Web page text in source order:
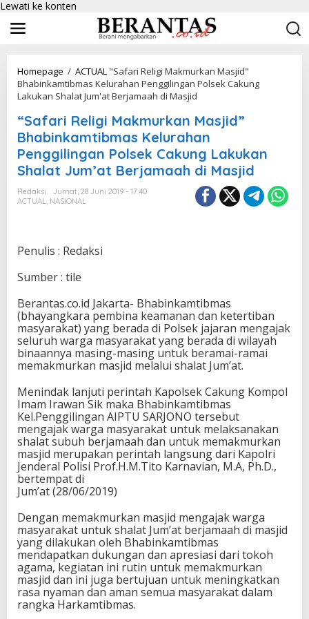
Lewati ke konten
Homepage / ACTUAL "Safari Religi Makmurkan Masjid"
Bhabinkamtibmas Kelurahan Penggilingan Polsek Cakung
Lakukan Shalat Jum'at Berjamaah di Masjid
“Safari Religi Makmurkan Masjid”
Bhabinkamtibmas Kelurahan
Penggilingan Polsek Cakung Lakukan
Shalat Jum’at Berjamaah di Masjid
Redaksi
Jumat, 28 Juni 2019 - 17:40
ACTUAL, NASIONAL
Penulis : Redaksi
Sumber : tile
Berantas.co.id Jakarta- Bhabinkamtibmas
(bhayangkara pembina keamanan dan ketertiban
masyarakat) yang berada di Polsek jajaran mengajak
seluruh warga masyarakat yang berada di wilayah
binaannya masing-masing untuk beramai-ramai
memakmurkan masjid melalui shalat Jum’at.
Menindak lanjuti perintah Kapolsek Cakung Kompol
Imam Irawan Sik maka Bhabinkamtibmas
Kel.Penggilingan AIPTU SARJONO tersebut
mengajak warga masyarakat untuk melaksanakan
shalat subuh berjamaah dan untuk memakmurkan
masjid merupakan perintah langsung dari Kapolri
Jenderal Polisi Prof.H.M.Tito Karnavian, M.A, Ph.D.,
bertempat di
Jum’at (28/06/2019)
Dengan memakmurkan masjid mengajak warga
masyarakat untuk shalat Jum’at berjamaah di masjid
yang dilakukan oleh Bhabinkamtibmas
mendapatkan dukungan dan apresiasi dari tokoh
agama, kegiatan ini rutin untuk memakmurkan
masjid dan ini juga bertujuan untuk meningkatkan
rasa nyaman dan aman semua masyarakat dalam
rangka Harkamtibmas.